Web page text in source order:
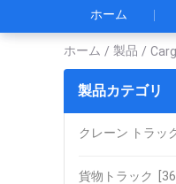
ホーム
ホーム / 製品 /
製品カテゴリ
クレーン トラッ
貨物トラック